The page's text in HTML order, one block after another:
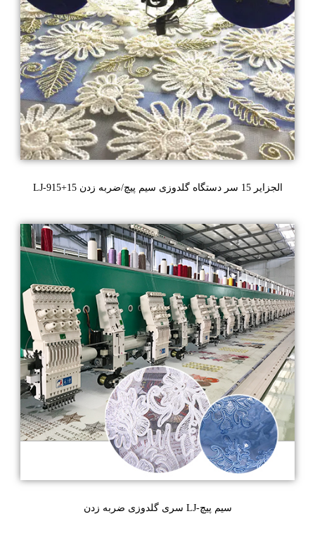
LJ-915+15 الجزایر 15 سر دستگاه گلدوزی سیم پیچ/ضربه زدن
سری گلدوزی ضربه زدن LJ-سیم پیچ